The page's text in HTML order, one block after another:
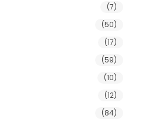
(7)
(50)
(17)
(59)
(10)
(12)
(84)